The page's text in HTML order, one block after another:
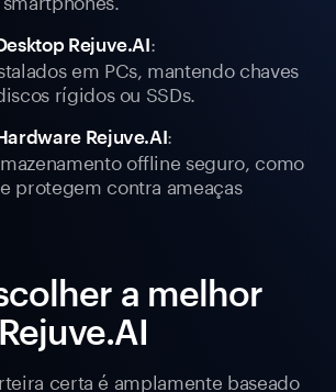
Rejuve.AI:
em PCs, mantendo chaves
rígidos ou SSDs.
Rejuve.AI:
offline seguro, como
protegem contra ameaças
a melhor
certa é amplamente baseado